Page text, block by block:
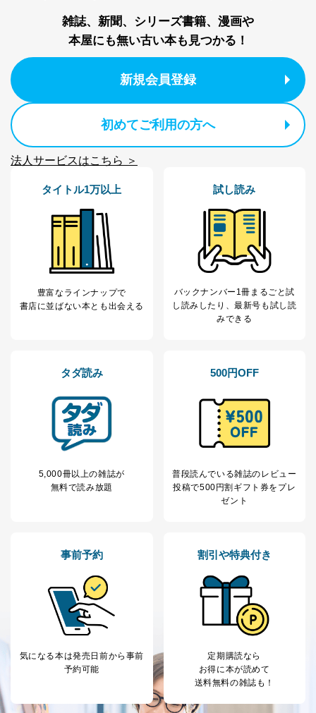
送信する場合に、当該ファイルへのパスワードを
設定しています。
個人情報保護マネジメントシステムの継続的改善
当社は、内部監査及びマネジメントレビューの機会を通
貴殿の個人情報及び当社の個人情報保護マネジメントシ
絡ください。
株式会社富士山マガジンサービス 個人情報問い合わせ
TEL：0570-200-223
FAX：03-5459-7073
改訂：2025年2月20日
個人情報の取扱いについて
当社は以下の個人情報保護管理者を設置し、個人情報保
護管理者の責任のもと、個人情報を取得・アクセス・利
用・提供・管理いたします。
東京都渋谷区南平台町16-11
株式会社富士山マガジンサービス
２．利用目的
当社が取り扱う開示対象個人情報の利用目的は次のとお
りです。
個人情報の種類
当社の定期購読サ
購入商品の配送のため
ｅメール等による商品、サービ
ス、キャンペーン等の広告の案内
のため
個人が特定できない形で取得した
閲覧履歴や購買履歴等の情報を分
雑誌、新聞、シリーズ書籍、漫画や
本屋にも無い古い本も見つかる！
新規会員登録
初めてご利用の方へ
法人サービスはこちら ＞
タイトル1万以上
豊富なラインナップで
書店に並ばない本とも出会える
試し読み
バックナンバー1冊まるごと試
し読み したり、最新号も試し読
みできる
タダ読み
5,000冊以上の雑誌が
無料で読み放題
500円OFF
普段読んでいる雑誌のレビュー
投稿で500円割ギフト券をプレ
ゼント
事前予約
気になる本は発売日前から事前
予約可能
割引や特典付き
定期購読なら
お得に本が読めて
送料無料の雑誌も！